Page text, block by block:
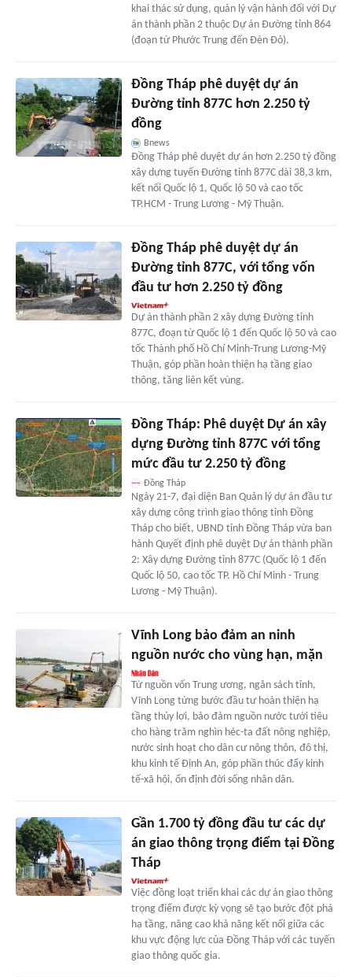
khai thác sử dụng, quản lý vận hành đối với Dự
án thành phần 2 thuộc Dự án Đường tỉnh 864
(đoạn từ Phước Trung đến Đèn Đỏ).
Đồng Tháp phê duyệt dự án
Đường tỉnh 877C hơn 2.250 tỷ
đồng
Bnews
Đồng Tháp phê duyệt dự án hơn 2.250 tỷ đồng
xây dựng tuyến Đường tỉnh 877C dài 38,3 km,
kết nối Quốc lộ 1, Quốc lộ 50 và cao tốc
TP.HCM - Trung Lương - Mỹ Thuận.
Đồng Tháp phê duyệt dự án
Đường tỉnh 877C, với tổng vốn
đầu tư hơn 2.250 tỷ đồng
Dự án thành phần 2 xây dựng Đường tỉnh
877C, đoạn từ Quốc lộ 1 đến Quốc lộ 50 và cao
tốc Thành phố Hồ Chí Minh-Trung Lương-Mỹ
Thuận, góp phần hoàn thiện hạ tầng giao
thông, tăng liên kết vùng.
Đồng Tháp: Phê duyệt Dự án xây
dựng Đường tỉnh 877C với tổng
mức đầu tư 2.250 tỷ đồng
Đồng Tháp
Ngày 21-7, đại diện Ban Quản lý dự án đầu tư
xây dựng công trình giao thông tỉnh Đồng
Tháp cho biết, UBND tỉnh Đồng Tháp vừa ban
hành Quyết định phê duyệt Dự án thành phần
2: Xây dựng Đường tỉnh 877C (Quốc lộ 1 đến
Quốc lộ 50, cao tốc TP. Hồ Chí Minh - Trung
Lương - Mỹ Thuận).
Vĩnh Long bảo đảm an ninh
nguồn nước cho vùng hạn, mặn
Từ nguồn vốn Trung ương, ngân sách tỉnh,
Vĩnh Long từng bước đầu tư hoàn thiện hạ
tầng thủy lợi, bảo đảm nguồn nước tưới tiêu
cho hàng trăm nghìn héc-ta đất nông nghiệp,
nước sinh hoạt cho dân cư nông thôn, đô thị,
khu kinh tế Định An, góp phần thúc đẩy kinh
tế-xã hội, ổn định đời sống nhân dân.
Gần 1.700 tỷ đồng đầu tư các dự
án giao thông trọng điểm tại Đồng
Tháp
Việc đồng loạt triển khai các dự án giao thông
trọng điểm được kỳ vọng sẽ tạo bước đột phá
hạ tầng, nâng cao khả năng kết nối giữa các
khu vực động lực của Đồng Tháp với các tuyến
giao thông quốc gia.